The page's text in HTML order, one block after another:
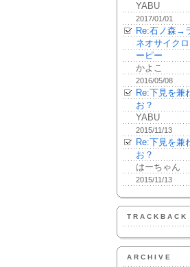
YABU
2017/01/01
Re:石ノ森→
ネオサイク
ーピー
かよこ
2016/05/08
Re:下見を兼
お？
YABU
2015/11/13
Re:下見を兼
お？
はーちゃん
2015/11/13
TRACKBACK
ARCHIVE